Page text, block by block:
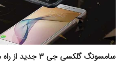
سامسونگ گلکسی جی ۳ جدید از راه می رسد